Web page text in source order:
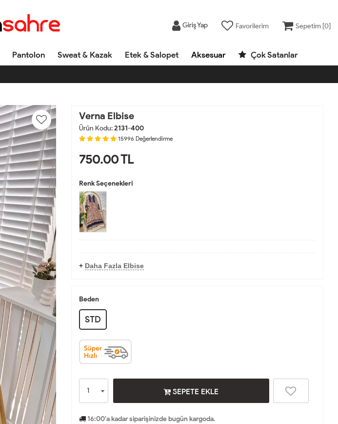
Giriş Yap Favorilerim Sepetim [0]
Pantolon Sweat & Kazak Etek & Salopet Aksesuar Çok Satanlar
Verna Elbise
Ürün Kodu:2131-400
15996 Değerlendirme
750.00TL
Renk Seçenekleri
+ Daha Fazla Elbise
Beden
STD
SEPETE EKLE
16:00'a kadar siparişinizde bugün kargoda.